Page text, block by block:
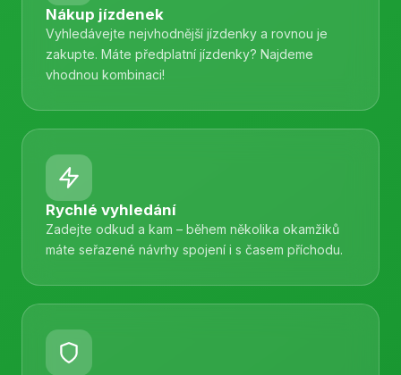
Nákup jízdenek
Vyhledávejte nejvhodnější jízdenky a rovnou je
zakupte. Máte předplatní jízdenky? Najdeme
vhodnou kombinaci!
Rychlé vyhledání
Zadejte odkud a kam – během několika okamžiků
máte seřazené návrhy spojení i s časem příchodu.